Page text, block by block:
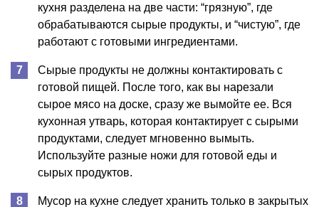
кухня разделена на две части: “грязную”, где
обрабатываются сырые продукты, и “чистую”, где
работают с готовыми ингредиентами.
Сырые продукты не должны контактировать с
готовой пищей. После того, как вы нарезали
сырое мясо на доске, сразу же вымойте ее. Вся
кухонная утварь, которая контактирует с сырыми
продуктами, следует мгновенно вымыть.
Используйте разные ножи для готовой еды и
сырых продуктов.
Мусор на кухне следует хранить только в закрытых